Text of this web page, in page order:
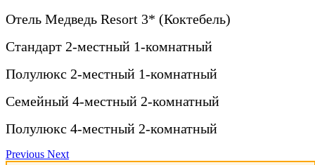
Отель Медведь Resort 3* (Коктебель)
Стандарт 2-местный 1-комнатный
Полулюкс 2-местный 1-комнатный
Семейный 4-местный 2-комнатный
Полулюкс 4-местный 2-комнатный
Previous Next